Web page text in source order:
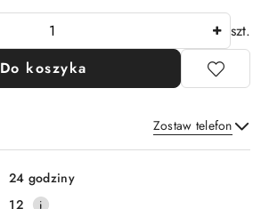
szt.
Do koszyka
Zostaw telefon
24 godziny
12